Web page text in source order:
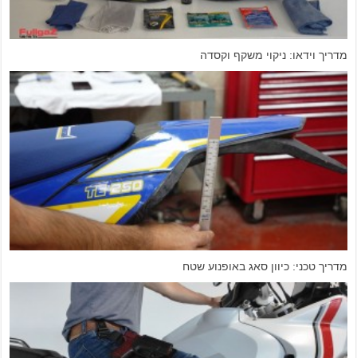
מדריך וידאו: ניקוי משקף וקסדה
מדריך טכני: כיוון סאג באופנוע שטח